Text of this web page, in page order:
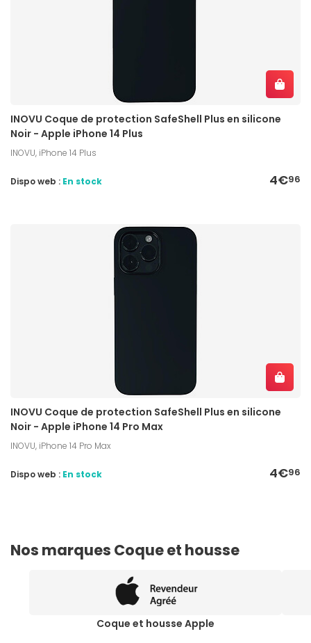
INOVU Coque de protection SafeShell Plus en silicone
Noir - Apple iPhone 14 Plus
INOVU, iPhone 14 Plus
4€96
Dispo web : En stock
INOVU Coque de protection SafeShell Plus en silicone
Noir - Apple iPhone 14 Pro Max
INOVU, iPhone 14 Pro Max
4€96
Dispo web : En stock
Nos marques Coque et housse
Coque et housse Apple